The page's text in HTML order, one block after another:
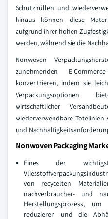
Schutzhüllen und
hinaus können diese
aufgrund ihrer hohen
werden, während sie die
Nonwoven
zunehmenden E-
konzentrieren, indem sie
Verpackungsoptionen
wirtschaftlicher
wiederverwendbare Totelinien
und
Nonwoven Packaging
Eines der
von recycelten
nachverbraucher- und
Herstellungsprozess,
reduzieren und die